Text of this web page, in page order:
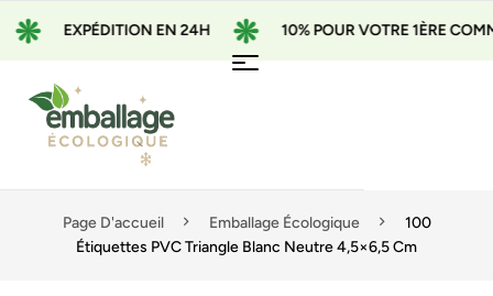
EXPÉDITION EN 24H 10% POUR VOTRE 1ÈRE
Page D'accueil Emballage Écologique
100
Étiquettes PVC Triangle Blanc Neutre 4,5×6,5 Cm